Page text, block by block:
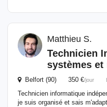
Matthieu S.
Technicien
systèmes et
Belfort (90) 350 €/jour
Technicien informatique
je suis organisé et sais